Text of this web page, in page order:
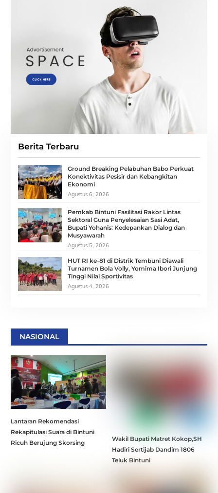
Berita Terbaru
Ground Breaking Pelabuhan Babo Perkuat
Konektivitas Pesisir dan Kebangkitan
Ekonomi
Agustus 6, 2026
Pemkab Bintuni Fasilitasi Rakor Lintas
Sektoral Guna Penyelesaian Sasi Adat,
Bupati Yohanis: Kedepankan Dialog dan
Musyawarah
Agustus 5, 2026
HUT RI ke-81 di Distrik Tembuni Diawali
Turnamen Bola Volly, Yomima Ibori Junjung
Tinggi Nilai Sportivitas
Agustus 4, 2026
NASIONAL
Lantaran Rekomendasi
Rekapitulasi Suara di Bintuni
Ricuh Berujung Skorsing
Wakil Bupati Matret Kokop,SH
Hadiri Sertijab Dandim 1806
Teluk Bintuni